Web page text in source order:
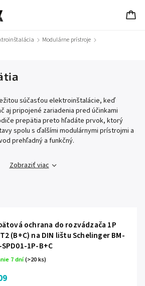
/ Modulárne prístroje /
súčasťou elektroinštalácie, keď
aj pripojené zariadenia pred účinkami
prepätia preto hľadáte prvok, ktorý
spolu s ďalšími modulárnymi prístrojmi a
prehľadný a funkčný.
Zobraziť viac
ochrana do rozvádzača 1P
(B+C) na DIN lištu Schelinger BM-
1P-B+C
7 dní(>20 ks)